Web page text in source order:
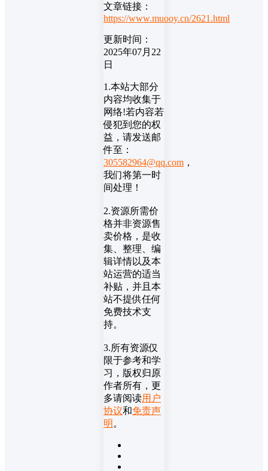
文章链接：
https://www.muooy.cn/2621.html
更新时间：
2025年07月22
日
1.本站大部分
内容均收集于
网络!若内容若
侵犯到您的权
益，请发送邮
件至：
305582964@qq.com ，
我们将第一时
间处理！
2.资源所需价
格并非资源售
卖价格，是收
集、整理、编
辑详情以及本
站运营的适当
补贴，并且本
站不提供任何
免费技术支
持。
3.所有资源仅
限于参考和学
习，版权归原
作者所有，更
多请阅读用户
协议和免责声
明 。